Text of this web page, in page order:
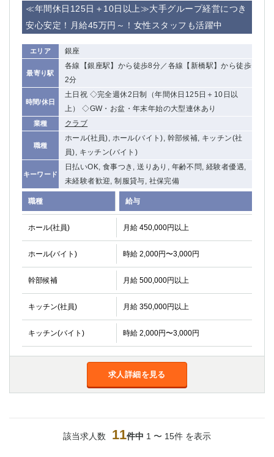
≪年間休日125日＋10日以上≫大手グループ経営につき
安心安定！月給45万円～！女性スタッフも活躍中
エリア 銀座
最寄り駅
各線【銀座駅】から徒歩8分／各線【新橋駅】から徒歩
2分
時間/休日
土日祝 ◇完全週休2日制（年間休日125日＋10日以
上） ◇GW・お盆・年末年始の大型連休あり
業種 クラブ
職種
ホール(社員), ホール(バイト), 幹部候補, キッチン(社
員), キッチン(バイト)
キーワード
日払いOK, 食事つき, 送りあり, 年齢不問, 経験者優遇,
未経験者歓迎, 制服貸与, 社保完備
職種 給与
ホール(社員) 月給 450,000円以上
ホール(バイト) 時給 2,000円〜3,000円
幹部候補 月給 500,000円以上
キッチン(社員) 月給 350,000円以上
キッチン(バイト) 時給 2,000円〜3,000円
求人詳細を見る
該当求人数 11件中 1 〜 15件 を表示